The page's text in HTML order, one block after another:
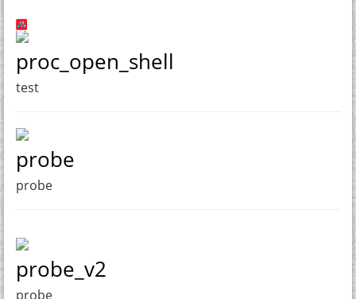
proc_open_shell
test
probe
probe
probe_v2
probe